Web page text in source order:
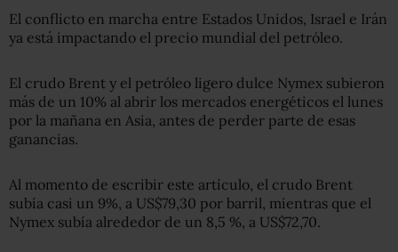
El conflicto en marcha entre Estados Unidos, Israel e Irán
ya está impactando el precio mundial del petróleo.
El crudo Brent y el petróleo ligero dulce Nymex subieron
más de un 10% al abrir los mercados energéticos el lunes
por la mañana en Asia, antes de perder parte de esas
ganancias.
Al momento de escribir este artículo, el crudo Brent
subía casi un 9%, a US$79,30 por barril, mientras que el
Nymex subía alrededor de un 8,5 %, a US$72,70.